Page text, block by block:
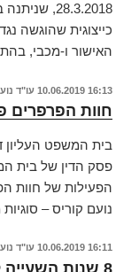
28.3.2018,
כייצוגית שהוגשה
האישור ו-מכבי,
10.06.2019 16:13 עו"ד
חוות הפרפרים
בית המשפט
פסק הדין של בית
הפעילות של חוות
נועם קוריס –
10.06.2019 16:11 עו"ד